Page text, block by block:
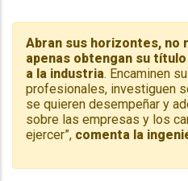
Abran sus horizontes, no
apenas obtengan su
a la industria. Encaminen
profesionales, investiguen
se quieren desempeñar y
sobre las empresas y los
ejercer”, comenta la